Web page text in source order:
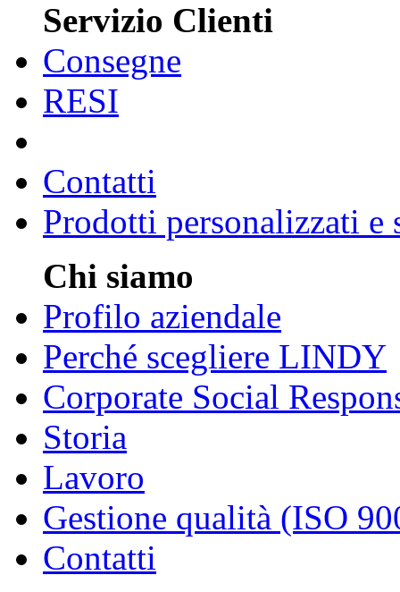
Servizio Clienti
Consegne
RESI
Contatti
Prodotti personalizzati e
Chi siamo
Profilo aziendale
Perché scegliere LINDY
Corporate Social
Storia
Lavoro
Gestione qualità (ISO
Contatti